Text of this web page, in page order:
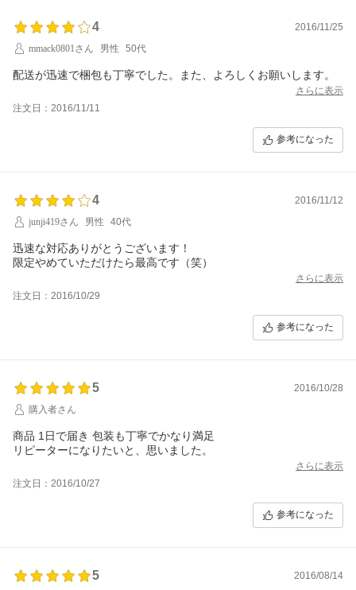
4
2016/11/25
mmack0801さん
男性 50代
配送が迅速で梱包も丁寧でした。また、よろしくお願いします。
さらに表示
注文日：2016/11/11
参考になった
4
2016/11/12
junji419さん
男性 40代
迅速な対応ありがとうございます！
限定やめていただけたら最高です（笑）
さらに表示
注文日：2016/10/29
参考になった
5
2016/10/28
購入者さん
商品 1日で届き 包装も丁寧でかなり満足
リピーターになりたいと、思いました。
さらに表示
注文日：2016/10/27
参考になった
5
2016/08/14